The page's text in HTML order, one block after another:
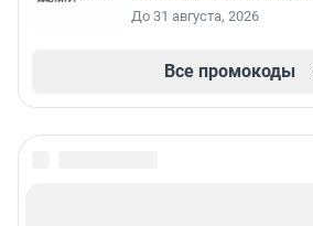
До 31 августа, 2026
Все промокоды